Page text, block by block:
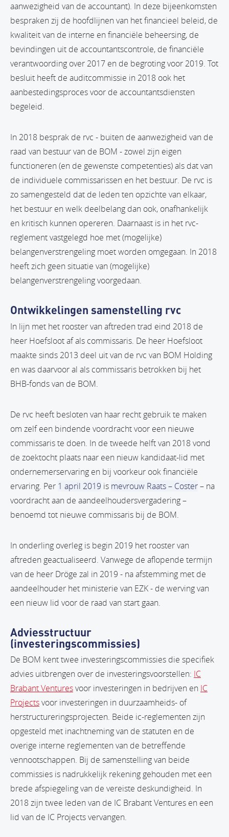
aanwezigheid van de accountant). In deze bijeenkomsten
bespraken zij de hoofdlijnen van het financieel beleid, de
kwaliteit van de interne en financiële beheersing, de
bevindingen uit de accountantscontrole, de financiële
verantwoording over 2017 en de begroting voor 2019. Tot
besluit heeft de auditcommissie in 2018 ook het
aanbestedingsproces voor de accountantsdiensten
begeleid.
In 2018 besprak de rvc - buiten de aanwezigheid van de
raad van bestuur van de BOM - zowel zijn eigen
functioneren (en de gewenste competenties) als dat van
de individuele commissarissen en het bestuur. De rvc is
zo samengesteld dat de leden ten opzichte van elkaar,
het bestuur en welk deelbelang dan ook, onafhankelijk
en kritisch kunnen opereren. Daarnaast is in het rvc-
reglement vastgelegd hoe met (mogelijke)
belangenverstrengeling moet worden omgegaan. In 2018
heeft zich geen situatie van (mogelijke)
belangenverstrengeling voorgedaan.
Ontwikkelingen samenstelling rvc
In lijn met het rooster van aftreden trad eind 2018 de
heer Hoefsloot af als commissaris. De heer Hoefsloot
maakte sinds 2013 deel uit van de rvc van BOM Holding
en was daarvoor al als commissaris betrokken bij het
BHB-fonds van de BOM.
De rvc heeft besloten van haar recht gebruik te maken
om zelf een bindende voordracht voor een nieuwe
commissaris te doen. In de tweede helft van 2018 vond
de zoektocht plaats naar een nieuw kandidaat-lid met
ondernemerservaring en bij voorkeur ook financiële
ervaring. Per 1 april 2019 is mevrouw Raats – Coster– na
voordracht aan de aandeelhoudersvergadering –
benoemd tot nieuwe commissaris bij de BOM.
In onderling overleg is begin 2019 het rooster van
aftreden geactualiseerd. Vanwege de aflopende termijn
van de heer Dröge zal in 2019 - na afstemming met de
aandeelhouder het ministerie van EZK - de werving van
een nieuw lid voor de raad van start gaan.
Adviesstructuur
(investeringscommissies)
De BOM kent twee investeringscommissies die specifiek
advies uitbrengen over de investeringsvoorstellen: IC
Brabant Venturesvoor investeringen in bedrijven en IC
Projectsvoor investeringen in duurzaamheids- of
herstructureringsprojecten. Beide ic-reglementen zijn
opgesteld met inachtneming van de statuten en de
overige interne reglementen van de betreffende
vennootschappen. Bij de samenstelling van beide
commissies is nadrukkelijk rekening gehouden met een
brede afspiegeling van de vereiste deskundigheid. In
2018 zijn twee leden van de IC Brabant Ventures en een
lid van de IC Projects vervangen.